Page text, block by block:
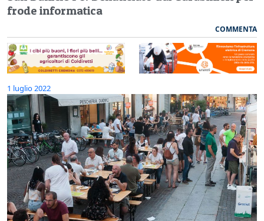
frode informatica
COMMENTA
1 luglio 2022